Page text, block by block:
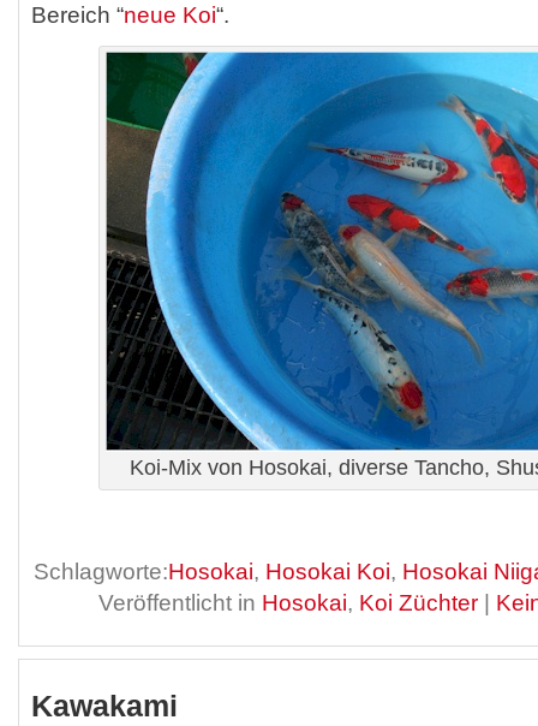
Bereich “neue Koi“.
Koi-Mix von Hosokai, diverse Tancho,
Schlagworte:Hosokai, Hosokai Koi, Hosokai
Veröffentlicht in Hosokai, Koi Züchter|
Kawakami